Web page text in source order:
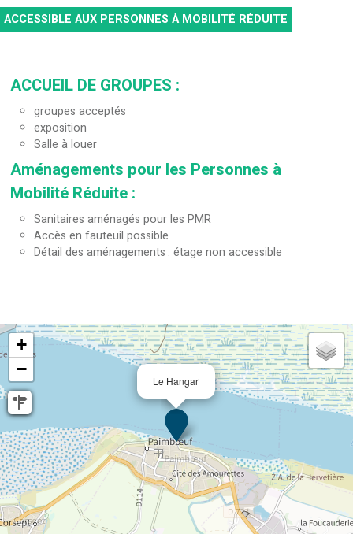
ACCESSIBLE AUX PERSONNES À MOBILITÉ RÉDUITE
ACCUEIL DE GROUPES :
groupes acceptés
exposition
Salle à louer
Aménagements pour les Personnes à
Mobilité Réduite :
Sanitaires aménagés pour les PMR
Accès en fauteuil possible
Détail des aménagements étage non accessible
Le Hangar
+
−